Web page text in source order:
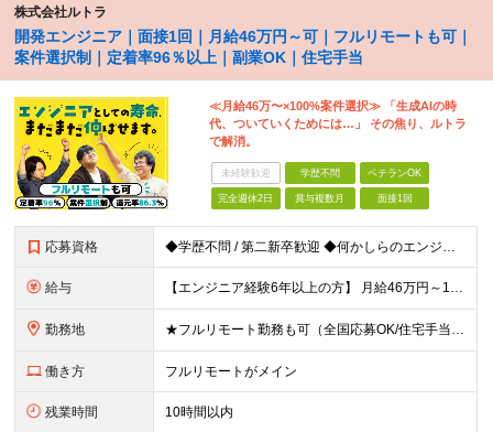
株式会社ルトラ
開発エンジニア｜面接1回｜月給46万円～可｜フルリモートも可｜
案件選択制｜定着率96％以上｜副業OK｜住宅手当
≪月給46万〜×100%案件選択≫ 「生成AIの時
代、ついていくためには…」 その焦り、ルトラ
で解消。
未経験歓迎 学歴不問 ベテランOK
完全週休2日 賞与複数月 面接1回
応募資格 ◆学歴不問 / 第二新卒歓迎 ◆何かしらのエンジニア経験をお持ちの方 （言語・期間・フェーズ不問） 経験浅めの方も遠慮なくご応募ください！ ■入社前Q＆A ────── ◎実力に見合った報酬が手に
給与 【エンジニア経験6年以上の方】 月給46万円～100万円（固定残業代含む） ※上記月給には月30時間分の固定残業代（月8万7,400円～月19万円）を含む。超過分は全額支給。 【エンジニア経験4年以
勤務地 ★フルリモート勤務も可（全国応募OK/住宅手当を支給します） ※案件によって常駐が必要になる場合があります。 ※希望がない限り、転勤はありません ※U・Iターン歓迎 ★ルトラの社員は全国各地で活躍中
働き方 フルリモートがメイン
残業時間 10時間以内